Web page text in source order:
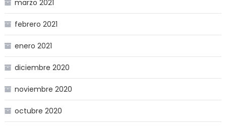
marzo 2021
febrero 2021
enero 2021
diciembre 2020
noviembre 2020
octubre 2020